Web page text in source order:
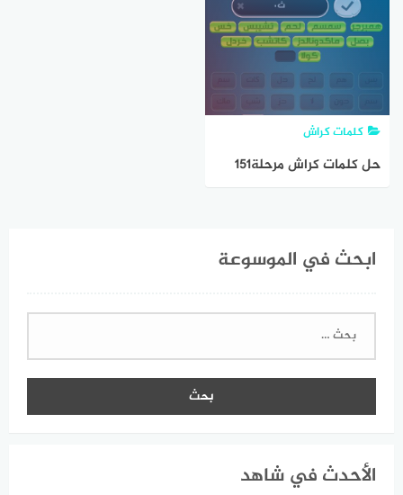
كلمات كراش
حل كلمات كراش مرحلة151
ابحث في الموسوعة
البحث
الأحدث في شاهد